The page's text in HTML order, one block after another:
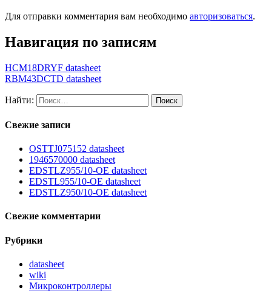
Для отправки комментария вам необходимо авторизоваться.
Навигация по записям
HCM18DRYF datasheet
RBM43DCTD datasheet
Найти:
Свежие записи
OSTTJ075152 datasheet
1946570000 datasheet
EDSTLZ955/10-OE datasheet
EDSTL955/10-OE datasheet
EDSTLZ950/10-OE datasheet
Свежие комментарии
Рубрики
datasheet
wiki
Микроконтроллеры